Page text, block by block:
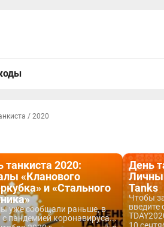
/ 2020
танкиста 2020:
«Кланового
и «Стального
уже сообщали раньше, в
с пандемией коронавируса...
День
Tanks
Чтобы
введите